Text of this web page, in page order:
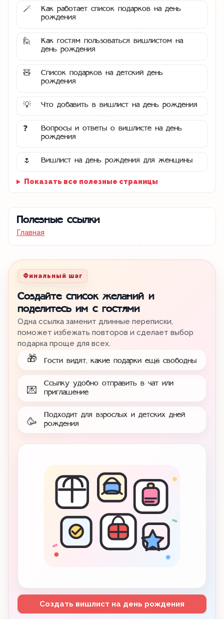
🪄
Как работает список подарков на день
рождения
🙋
Как гостям пользоваться вишлистом на
день рождения
🧸
Список подарков на детский день
рождения
💡 Что добавить в вишлист на день рождения
❓
Вопросы и ответы о вишлисте на день
рождения
🌷 Вишлист на день рождения для женщины
Показать все полезные страницы
Полезные ссылки
Главная
Финальный шаг
Создайте список желаний и
поделитесь им с гостями
Одна ссылка заменит длинные переписки,
поможет избежать повторов и сделает выбор
подарка проще для всех.
🎁 Гости видят, какие подарки ещё свободны
💌
Ссылку удобно отправить в чат или
приглашение
🥳
Подходит для взрослых и детских дней
рождения
Создать вишлист на день рождения